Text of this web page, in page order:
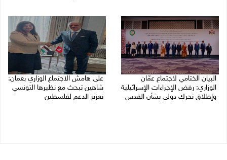
البيان الختامي لاجتماع عمّان
الوزاري: رفض الإجراءات الإسرائيلية
وإطلاق تحرك دولي بشأن القدس
على هامش الاجتماع الوزاري بعمان:
شاهين تبحث مع نظيرها التونسي
تعزيز الدعم لفلسطين